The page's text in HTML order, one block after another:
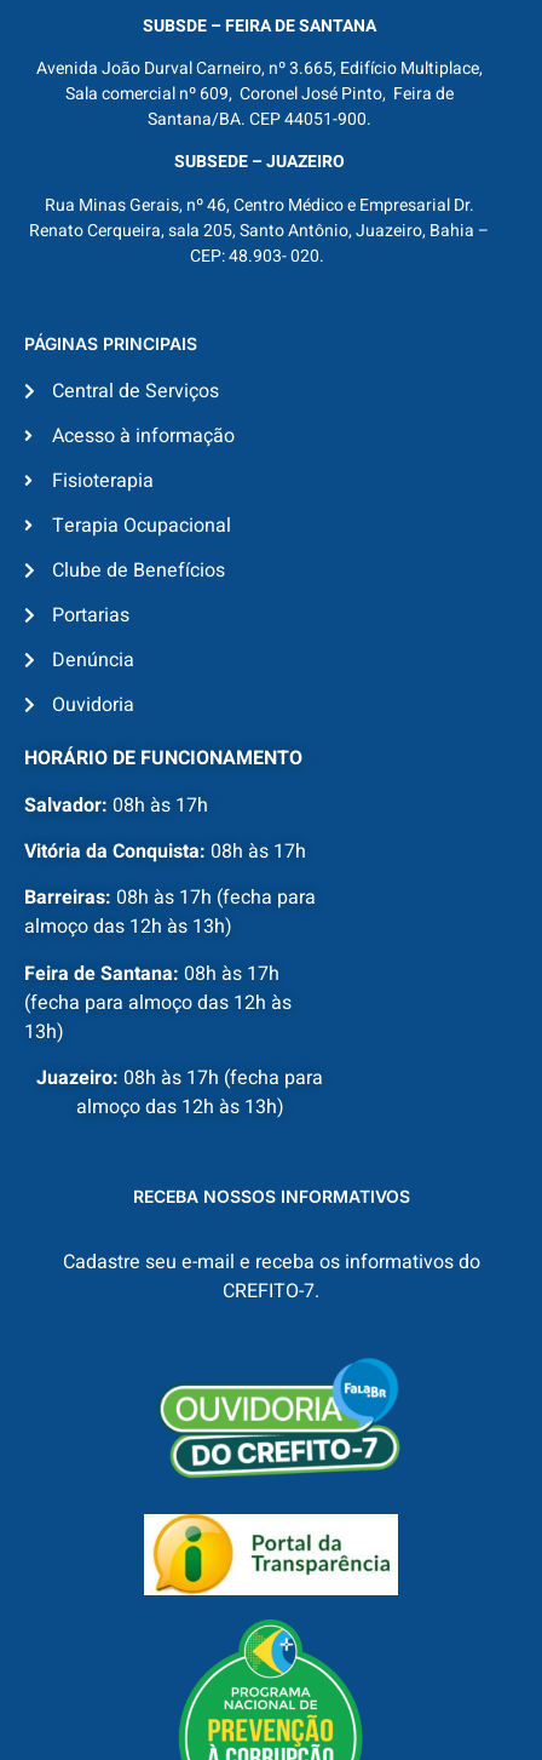
SUBSDE – FEIRA DE SANTANA
Avenida João Durval Carneiro, nº 3.665, Edifício Multiplace,
Sala comercial nº 609, Coronel José Pinto, Feira de
Santana/BA. CEP 44051-900.
SUBSEDE – JUAZEIRO
Rua Minas Gerais, nº 46, Centro Médico e Empresarial Dr.
Renato Cerqueira, sala 205, Santo Antônio, Juazeiro, Bahia –
CEP: 48.903- 020.
PÁGINAS PRINCIPAIS
Central de Serviços
Acesso à informação
Fisioterapia
Terapia Ocupacional
Clube de Benefícios
Portarias
Denúncia
Ouvidoria
HORÁRIO DE FUNCIONAMENTO
Salvador: 08h às 17h
Vitória da Conquista: 08h às 17h
Barreiras: 08h às 17h (fecha para
almoço das 12h às 13h)
Feira de Santana: 08h às 17h
(fecha para almoço das 12h às
13h)
Juazeiro: 08h às 17h (fecha para
almoço das 12h às 13h)
RECEBA NOSSOS INFORMATIVOS
Cadastre seu e-mail e receba os informativos do
CREFITO-7.